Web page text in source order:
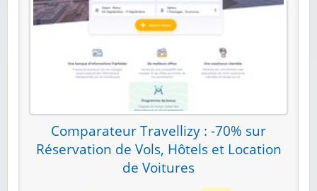
Comparateur Travellizy : -70% sur
Réservation de Vols, Hôtels et Location
de Voitures